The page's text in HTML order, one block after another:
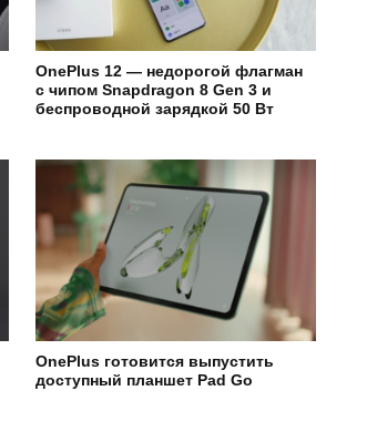
OnePlus 12 — недорогой флагман
с чипом Snapdragon 8 Gen 3 и
беспроводной зарядкой 50 Вт
OnePlus готовится выпустить
доступный планшет Pad Go